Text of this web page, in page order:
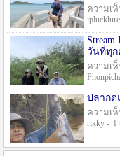
ความเ
วันที่ทุก
ความเ
ปลาก
ความเห็
rikky - 1